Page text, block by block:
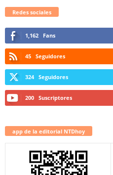
Redes sociales
1,162 Fans
45 Seguidores
324 Seguidores
200 Suscriptores
app de la editorial NTDhoy